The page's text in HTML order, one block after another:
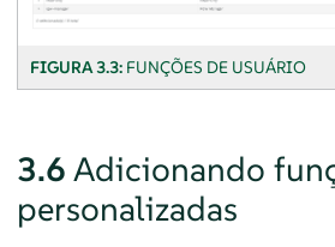
FIGURA 3.3: FUNÇÕES DE USUÁRIO
3.6 Adicionando
personalizadas